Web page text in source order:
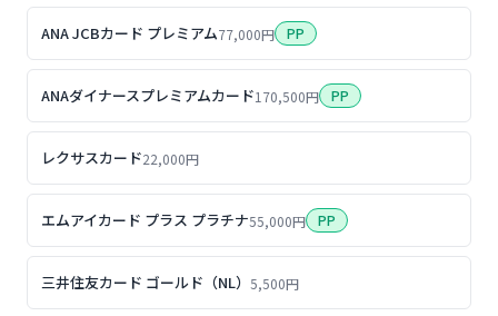
ANA JCBカード プレミアム77,000円 PP
ANAダイナースプレミアムカード170,500円 PP
レクサスカード22,000円
エムアイカード プラス プラチナ55,000円 PP
三井住友カード ゴールド（NL） 5,500円